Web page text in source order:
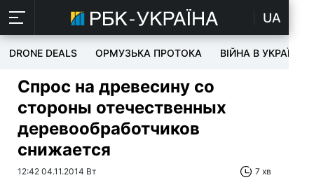
UA
DRONE DEALS ОРМУЗЬКА ПРОТОКА ВІЙНА В УКРАЇНІ
Спрос на древесину со
стороны отечественных
деревообработчиков
снижается
12:42 04.11.2014 Вт 7 хв